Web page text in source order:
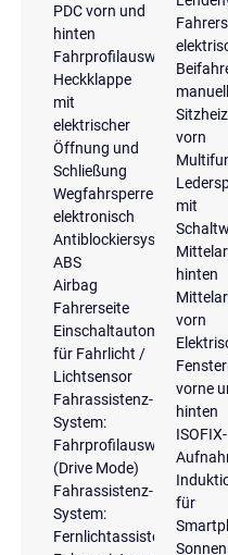
PDC vorn und
hinten
Fahrprofilauswahl
Heckklappe
mit
elektrischer
Öffnung und
Schließung
Wegfahrsperre
elektronisch
Antiblockiersystem
ABS
Airbag
Fahrerseite
Einschaltautomatik
für Fahrlicht /
Lichtsensor
Fahrassistenz-
System:
Fahrprofilauswahl
(Drive Mode)
Fahrassistenz-
System:
Fernlichtassistent
manuell
vorn
mit
hinten
vorn
vorne
hinten
ISOFIX-
für